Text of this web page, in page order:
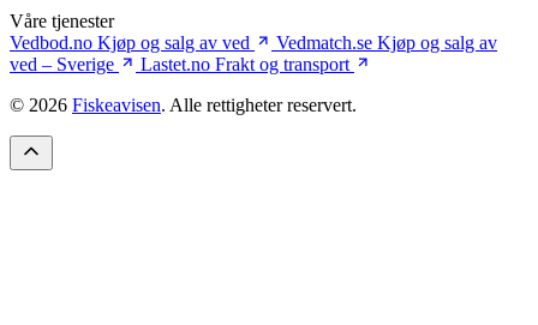
Våre tjenester
Vedbod.no Kjøp og salg av ved Vedmatch.se Kjøp og salg av
ved – Sverige
Lastet.no Frakt og transport
© 2026 Fiskeavisen. Alle rettigheter reservert.